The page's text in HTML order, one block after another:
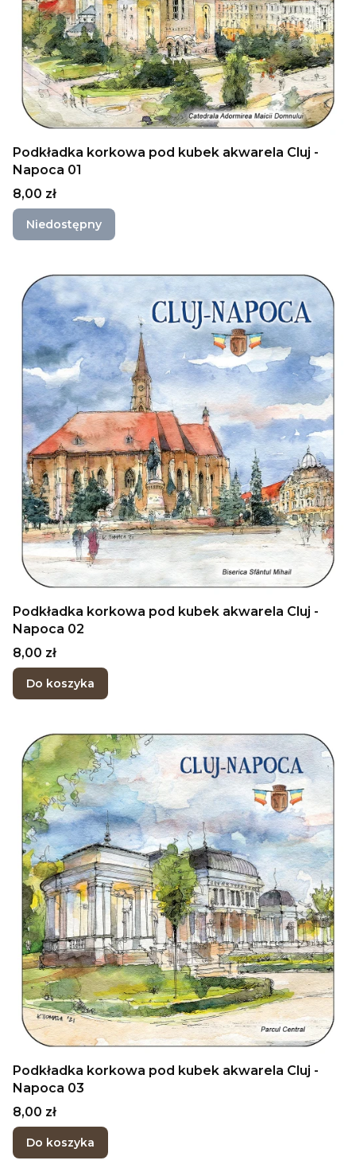
Podkładka korkowa pod kubek akwarela Cluj -
Napoca 01
Cena
8,00 zł
Niedostępny
Podkładka korkowa pod kubek akwarela Cluj -
Napoca 02
Cena
8,00 zł
Do koszyka
Podkładka korkowa pod kubek akwarela Cluj -
Napoca 03
Cena
8,00 zł
Do koszyka